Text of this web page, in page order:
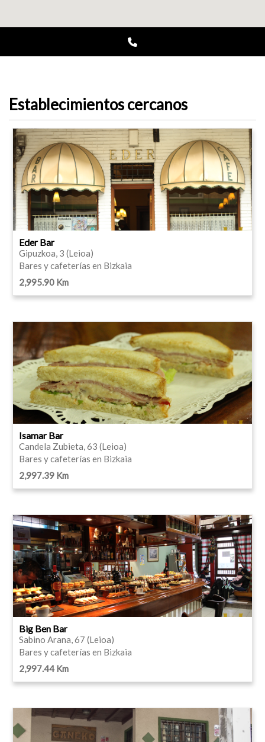
Establecimientos cercanos
Eder Bar
Gipuzkoa, 3 (Leioa)
Bares y cafeterías en Bizkaia
2,995.90 Km
Isamar Bar
Candela Zubieta, 63 (Leioa)
Bares y cafeterías en Bizkaia
2,997.39 Km
Big Ben Bar
Sabino Arana, 67 (Leioa)
Bares y cafeterías en Bizkaia
2,997.44 Km